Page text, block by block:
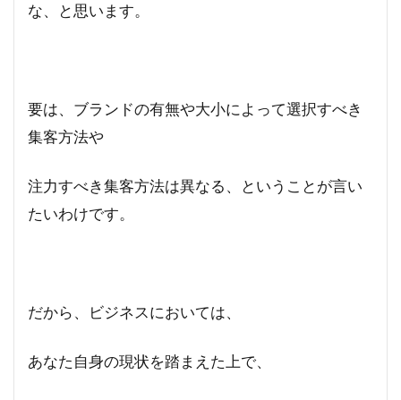
な、と思います。
要は、ブランドの有無や大小によって選択すべき
集客方法や
注力すべき集客方法は異なる、ということが言い
たいわけです。
だから、ビジネスにおいては、
あなた自身の現状を踏まえた上で、